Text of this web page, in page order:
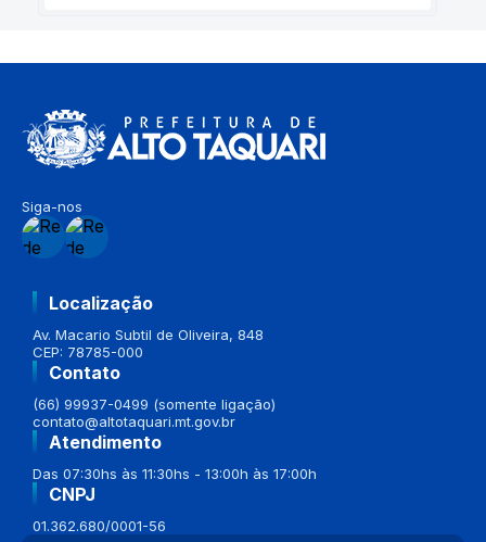
Siga-nos
Localização
Av. Macario Subtil de Oliveira, 848
CEP: 78785-000
Contato
(66) 99937-0499 (somente ligação)
contato@altotaquari.mt.gov.br
Atendimento
Das 07:30hs às 11:30hs - 13:00h às 17:00h
CNPJ
01.362.680/0001-56